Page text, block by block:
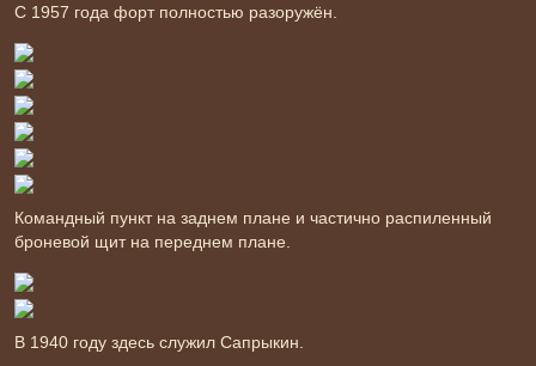
С 1957 года форт полностью разоружён.
Командный пункт на заднем плане и частично распиленный
броневой щит на переднем плане.
В 1940 году здесь служил Сапрыкин.